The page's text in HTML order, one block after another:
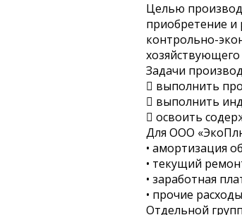
Целью
приобретение и
контрольно-
Задачи
 выполнить
 выполнить
 освоить
Для ООО
• амортизация
• текущий
• заработная
• прочие
Отдельной